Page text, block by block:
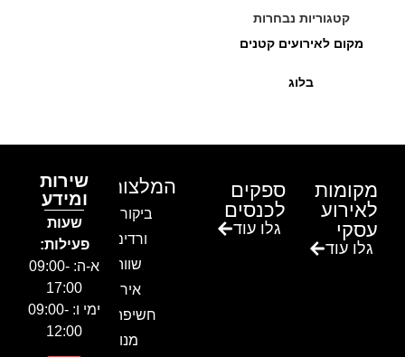
קטגוריות נבחרות
מקום לאירועים קטנים
בלוג
מקומות
לאירוע
עסקי
גלו עוד
ספקים
לכנסים
גלו עוד
המלצות
ביקור בגן
ורדים –
שווה!!
אירוע
חשיפה- זיו
מנור
שירות
ומידע
שעות
פעילות:
א-ה: 09:00-
17:00
ימי ו: 09:00-
12:00